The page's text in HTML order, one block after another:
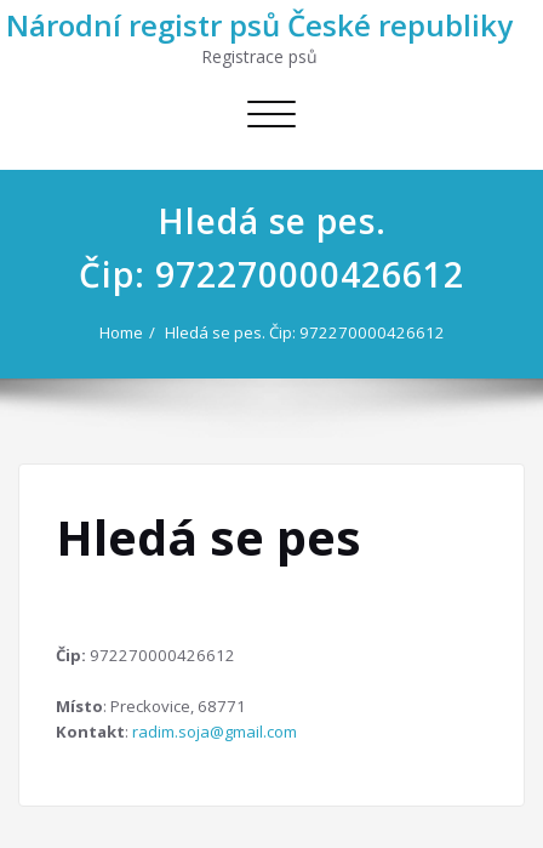
Národní registr psů České republiky
Registrace psů
Toggle
Hledá se pes.
Čip: 972270000426612
Home Hledá se pes. Čip: 972270000426612
Hledá se pes
Čip: 972270000426612
Místo: Preckovice, 68771
Kontakt: radim.soja@gmail.com